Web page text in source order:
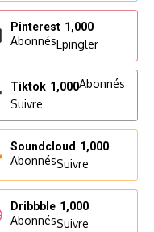
Pinterest 1,000
AbonnésEpingler
Tiktok 1,000Abonnés
Suivre
Soundcloud 1,000
AbonnésSuivre
Dribbble 1,000
AbonnésSuivre